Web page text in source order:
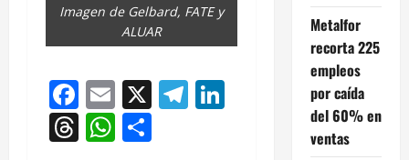
Imagen de Gelbard, FATE y
ALUAR
Facebook
Email
X Telegram
LinkedIn
Threads
WhatsApp
Metalfor
recorta 225
empleos
por caída
del 60% en
ventas